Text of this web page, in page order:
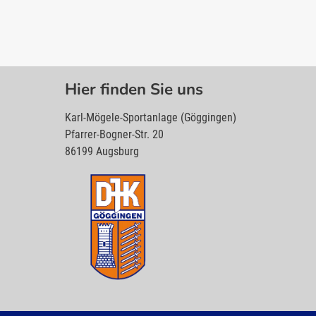
Hier finden Sie uns
Karl-Mögele-Sportanlage (Göggingen)
Pfarrer-Bogner-Str. 20
86199 Augsburg